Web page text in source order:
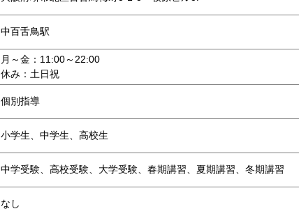
中百舌鳥駅
月～金：11:00～22:00
休み：土日祝
個別指導
小学生、中学生、高校生
中学受験、高校受験、大学受験、春期講習、夏期講習、冬期講習
なし